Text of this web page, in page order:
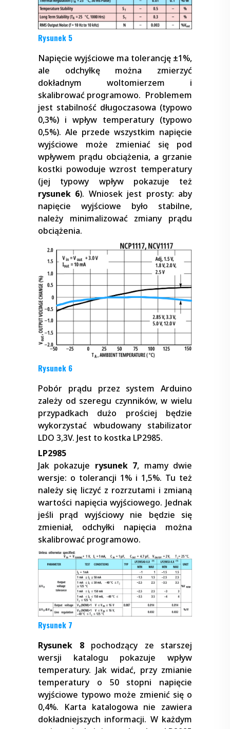
Rysunek 5
Napięcie wyjściowe ma tolerancję ±1%,
ale odchyłkę można zmierzyć
dokładnym woltomierzem i
skalibrować programowo. Problemem
jest stabilność długoczasowa (typowo
0,3%) i wpływ temperatury (typowo
0,5%). Ale przede wszystkim napięcie
wyjściowe może zmieniać się pod
wpływem prądu obciążenia, a grzanie
kostki powoduje wzrost temperatury
(jej typowy wpływ pokazuje też
rysunek 6). Wniosek jest prosty: aby
napięcie wyjściowe było stabilne,
należy minimalizować zmiany prądu
obciążenia.
Rysunek 6
Pobór prądu przez system Arduino
zależy od szeregu czynników, w wielu
przypadkach dużo prościej będzie
wykorzystać wbudowany stabilizator
LDO 3,3V. Jest to kostka LP2985.
LP2985
Jak pokazuje rysunek 7, mamy dwie
wersje: o tolerancji 1% i 1,5%. Tu też
należy się liczyć z rozrzutami i zmianą
wartości napięcia wyjściowego. Jednak
jeśli prąd wyjściowy nie będzie się
zmieniał, odchyłki napięcia można
skalibrować programowo.
Rysunek 7
Rysunek 8pochodzący ze starszej
wersji katalogu pokazuje wpływ
temperatury. Jak widać, przy zmianie
temperatury o 50 stopni napięcie
wyjściowe typowo może zmienić się o
0,4%. Karta katalogowa nie zawiera
dokładniejszych informacji. W każdym